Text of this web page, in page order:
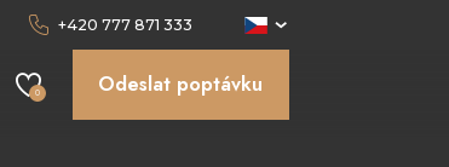
+420 777 871 333
Odeslat poptávku